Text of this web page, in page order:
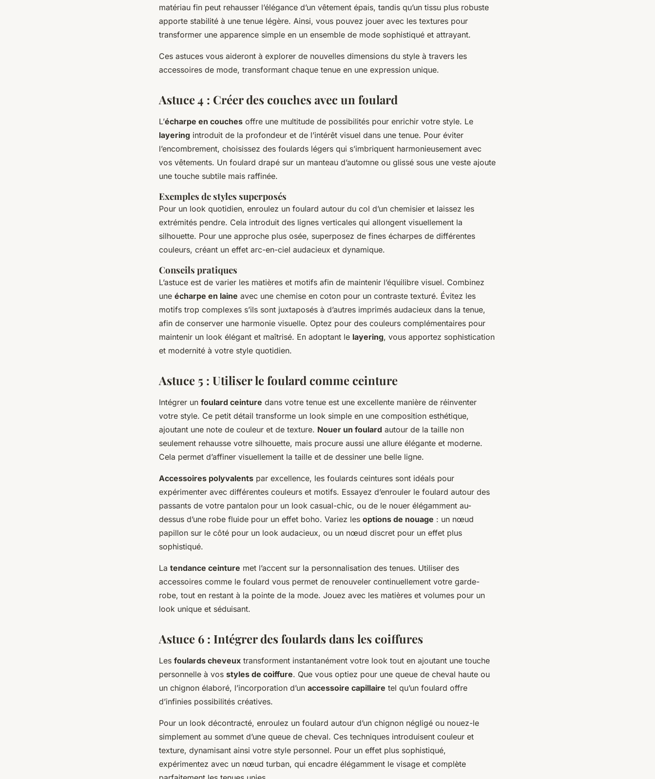
matériau fin peut rehausser l’élégance d’un vêtement épais, tandis qu’un tissu plus robuste
apporte stabilité à une tenue légère. Ainsi, vous pouvez jouer avec les textures pour
transformer une apparence simple en un ensemble de mode sophistiqué et attrayant.
Ces astuces vous aideront à explorer de nouvelles dimensions du style à travers les
accessoires de mode, transformant chaque tenue en une expression unique.
Astuce 4 : Créer des couches avec un foulard
L’écharpe en couches offre une multitude de possibilités pour enrichir votre style. Le
layering introduit de la profondeur et de l’intérêt visuel dans une tenue. Pour éviter
l’encombrement, choisissez des foulards légers qui s’imbriquent harmonieusement avec
vos vêtements. Un foulard drapé sur un manteau d’automne ou glissé sous une veste ajoute
une touche subtile mais raffinée.
Exemples de styles superposés
Pour un look quotidien, enroulez un foulard autour du col d’un chemisier et laissez les
extrémités pendre. Cela introduit des lignes verticales qui allongent visuellement la
silhouette. Pour une approche plus osée, superposez de fines écharpes de différentes
couleurs, créant un effet arc-en-ciel audacieux et dynamique.
Conseils pratiques
L’astuce est de varier les matières et motifs afin de maintenir l’équilibre visuel. Combinez
une écharpe en laine avec une chemise en coton pour un contraste texturé. Évitez les
motifs trop complexes s’ils sont juxtaposés à d’autres imprimés audacieux dans la tenue,
afin de conserver une harmonie visuelle. Optez pour des couleurs complémentaires pour
maintenir un look élégant et maîtrisé. En adoptant le layering, vous apportez sophistication
et modernité à votre style quotidien.
Astuce 5 : Utiliser le foulard comme ceinture
Intégrer un foulard ceinture dans votre tenue est une excellente manière de réinventer
votre style. Ce petit détail transforme un look simple en une composition esthétique,
ajoutant une note de couleur et de texture. Nouer un foulard autour de la taille non
seulement rehausse votre silhouette, mais procure aussi une allure élégante et moderne.
Cela permet d’affiner visuellement la taille et de dessiner une belle ligne.
Accessoires polyvalents par excellence, les foulards ceintures sont idéals pour
expérimenter avec différentes couleurs et motifs. Essayez d’enrouler le foulard autour des
passants de votre pantalon pour un look casual-chic, ou de le nouer élégamment au-
dessus d’une robe fluide pour un effet boho. Variez les options de nouage : un nœud
papillon sur le côté pour un look audacieux, ou un nœud discret pour un effet plus
sophistiqué.
La tendance ceinture met l’accent sur la personnalisation des tenues. Utiliser des
accessoires comme le foulard vous permet de renouveler continuellement votre garde-
robe, tout en restant à la pointe de la mode. Jouez avec les matières et volumes pour un
look unique et séduisant.
Astuce 6 : Intégrer des foulards dans les coiffures
Les foulards cheveux transforment instantanément votre look tout en ajoutant une touche
personnelle à vos styles de coiffure. Que vous optiez pour une queue de cheval haute ou
un chignon élaboré, l’incorporation d’un accessoire capillaire tel qu’un foulard offre
d’infinies possibilités créatives.
Pour un look décontracté, enroulez un foulard autour d’un chignon négligé ou nouez-le
simplement au sommet d’une queue de cheval. Ces techniques introduisent couleur et
texture, dynamisant ainsi votre style personnel. Pour un effet plus sophistiqué,
expérimentez avec un nœud turban, qui encadre élégamment le visage et complète